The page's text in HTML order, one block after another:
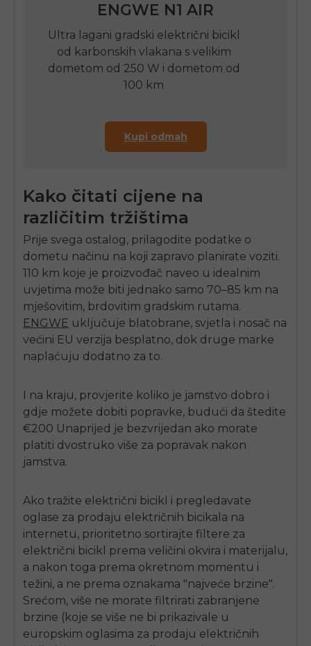
ENGWE N1 AIR
Ultra lagani gradski električni bicikl
od karbonskih vlakana s velikim
dometom od 250 W i dometom od
100 km
Kupi odmah
Kako čitati cijene na
različitim tržištima
Prije svega ostalog, prilagodite podatke o
dometu načinu na koji zapravo planirate voziti.
110 km koje je proizvođač naveo u idealnim
uvjetima može biti jednako samo 70–85 km na
mješovitim, brdovitim gradskim rutama.
ENGWE uključuje blatobrane, svjetla i nosač na
većini EU verzija besplatno, dok druge marke
naplaćuju dodatno za to.
I na kraju, provjerite koliko je jamstvo dobro i
gdje možete dobiti popravke, budući da štedite
€200 Unaprijed je bezvrijedan ako morate
platiti dvostruko više za popravak nakon
jamstva.
Ako tražite električni bicikl i pregledavate
oglase za prodaju električnih bicikala na
internetu, prioritetno sortirajte filtere za
električni bicikl prema veličini okvira i materijalu,
a nakon toga prema okretnom momentu i
težini, a ne prema oznakama "najveće brzine".
Srećom, više ne morate filtrirati zabranjene
brzine (koje se više ne bi prikazivale u
europskim oglasima za prodaju električnih